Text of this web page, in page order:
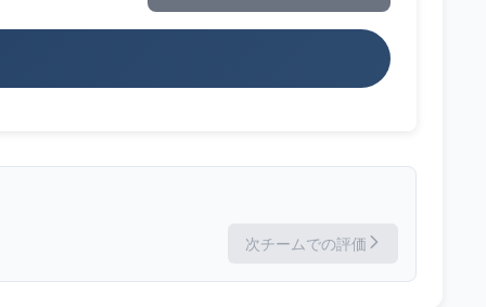
次チームでの評価